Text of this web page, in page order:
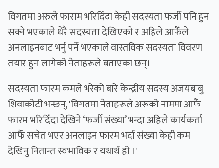
विगतमा अरुले फाराम भरिदिँदा केही सदस्यता फर्जी पनि हुन
सक्ने भएकाले धेरै सदस्यता देखिएको र अहिले आफैँले
अनलाइनबाट भर्नु पर्ने भएकाले वास्तविक सदस्यता विवरण
तयार हुन लागेको नेताहरूले बताएका छन्।
सदस्यता फारम कमले भरेको बारे केन्द्रीय सदस्य अजयबाबु
शिवाकोटी भन्छन्, 'विगतमा नेताहरूले अरूको नाममा आफैं
फारम भरिदिँदा देखिने ‘फर्जी संख्या’ भन्दा अहिले कार्यकर्ता
आफैँ सचेत भएर अनलाइन फारम भर्दा संख्या केही कम
देखिनु नितान्त स्वभाविक र यथार्थ हो ।'